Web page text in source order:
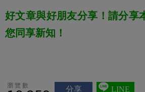
好文章與好朋友分享！請分享
您同享新知！
瀏覽數 分享 LINE